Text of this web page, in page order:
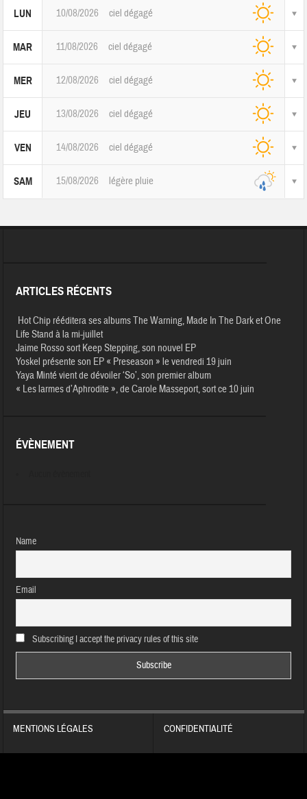
LUN 10/08/2026 ciel dégagé
MAR 11/08/2026 ciel dégagé
MER 12/08/2026 ciel dégagé
JEU 13/08/2026 ciel dégagé
VEN 14/08/2026 ciel dégagé
SAM 15/08/2026 légère pluie
ARTICLES RÉCENTS
Hot Chip rééditera ses albums The Warning, Made In The Dark et One
Life Stand à la mi-juillet
Jaime Rosso sort Keep Stepping, son nouvel EP
Yoskel présente son EP « Preseason » le vendredi 19 juin
Yaya Minté vient de dévoiler ‘So’, son premier album
« Les larmes d’Aphrodite », de Carole Masseport, sort ce 10 juin
ÉVÈNEMENT
Name
Email
Subscribing I accept the privacy rules of this site
MENTIONS LÉGALES CONFIDENTIALITÉ